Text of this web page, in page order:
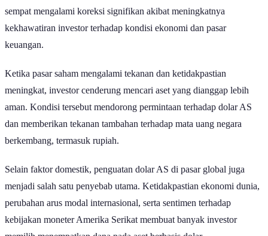
sempat mengalami koreksi signifikan akibat meningkatnya
kekhawatiran investor terhadap kondisi ekonomi dan pasar
keuangan.
Ketika pasar saham mengalami tekanan dan ketidakpastian
meningkat, investor cenderung mencari aset yang dianggap lebih
aman. Kondisi tersebut mendorong permintaan terhadap dolar AS
dan memberikan tekanan tambahan terhadap mata uang negara
berkembang, termasuk rupiah.
Selain faktor domestik, penguatan dolar AS di pasar global juga
menjadi salah satu penyebab utama. Ketidakpastian ekonomi dunia,
perubahan arus modal internasional, serta sentimen terhadap
kebijakan moneter Amerika Serikat membuat banyak investor